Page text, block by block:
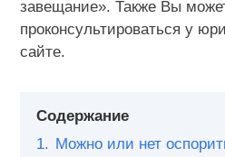
завещание». Также Вы
проконсультироваться у
сайте.
Содержание
1. Можно или нет